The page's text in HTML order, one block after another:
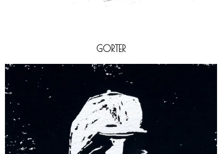
GORTER